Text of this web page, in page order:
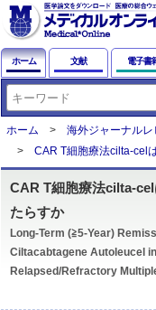
ホーム 文献 電子書
ホーム
海外ジャーナルレ
CAR T細胞療法cilta-cel
CAR T細胞療法cilta-
たらすか
Long-Term (≧5-Year)
Ciltacabtagene Autoleucel
Relapsed/Refractory